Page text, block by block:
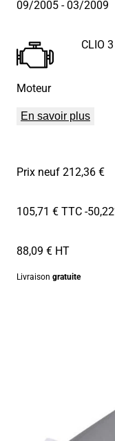
09/2005- 03/2009
Moteur
CLIO
En savoir plus
Prix neuf 212,36 €
105,71 € TTC-
88,09 € HT
Livraison gratuite